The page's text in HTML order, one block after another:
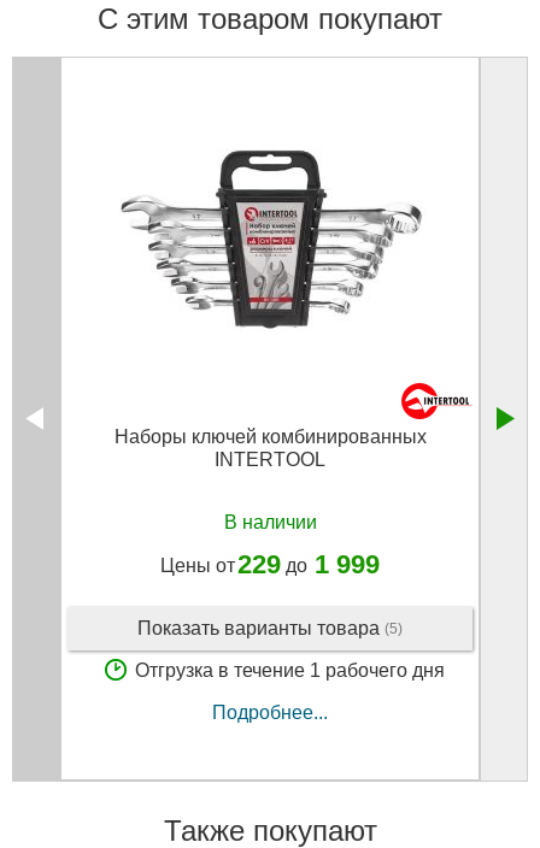
С этим товаром покупают
Наборы ключей комбинированных
INTERTOOL
В наличии
Цены от229 до 1 999
Показать варианты товара (5)
Отгрузка в течение 1 рабочего дня
Подробнее...
Также покупают